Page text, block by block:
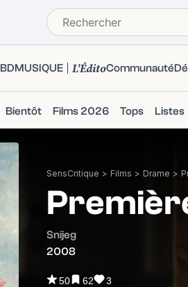
BDMUSIQUE L'ÉditoCommunauté
Bientôt Films 2026 Tops Listes
SensCritique > Films > Drame >
Snijeg
2008
50 62 3